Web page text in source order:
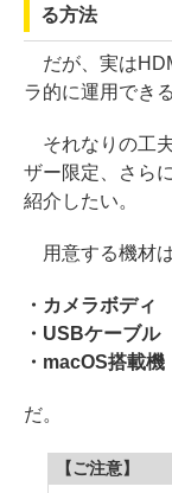
る方法
だが、実は
ラ的に運用でき
それなりの工
ザー限定、さら
紹介したい。
用意する機材は
・カメラボディ
・USBケーブル
・macOS搭載機
だ。
【ご注意】